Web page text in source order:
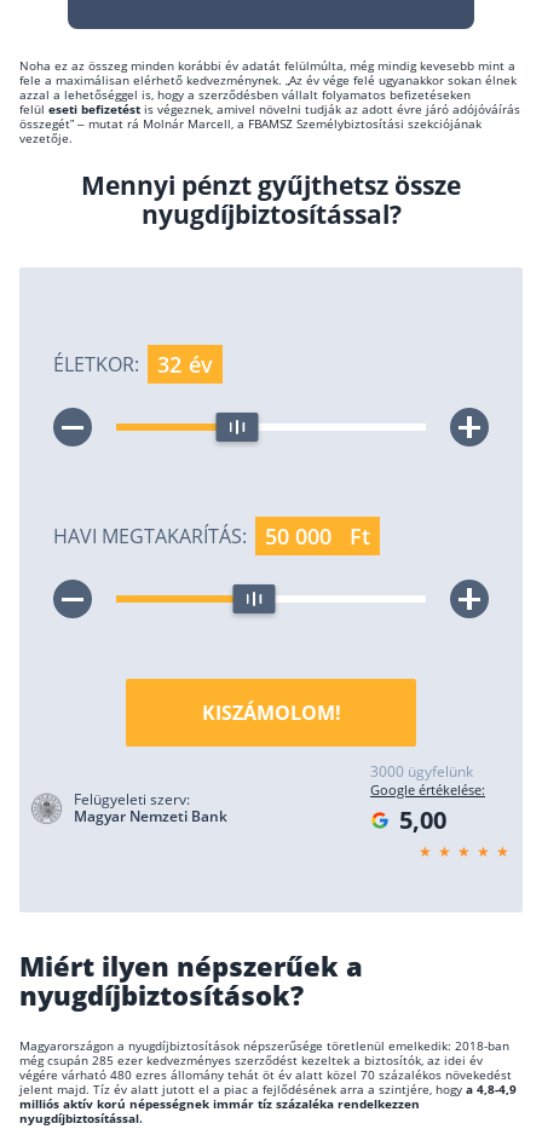
Egészségbiztosítás cégeknek
Magán egészségbiztosítás 💊
Betegbiztosítás
Egészségpénztár – Spórolj évi akár 150 ezer
forintot
Állampapír
Részvény vásárlás
TBSZ számla
Gyermek megtakarítás
Lakástakarék
Vállalkozói hitel
Babaváró hitel
Kötelező biztosítás (KGFB)
Noha ez az összeg minden korábbi év adatát felülmúlta, még mindig kevesebb mint a
fele a maximálisan elérhető kedvezménynek. „Az év vége felé ugyanakkor sokan élnek
azzal a lehetőséggel is, hogy a szerződésben vállalt folyamatos befizetéseken
felül eseti befizetést is végeznek, amivel növelni tudják az adott évre járó adójóváírás
összegét” – mutat rá Molnár Marcell, a FBAMSZ Személybiztosítási szekciójának
vezetője.
Mennyi pénzt gyűjthetsz össze
nyugdíjbiztosítással?
ÉLETKOR: év
HAVI MEGTAKARÍTÁS: Ft
KISZÁMOLOM!
Felügyeleti szerv:
Magyar Nemzeti Bank
3000 ügyfelünk
Google értékelése:
5,00
Miért ilyen népszerűek a
nyugdíjbiztosítások?
Magyarországon a nyugdíjbiztosítások népszerűsége töretlenül emelkedik: 2018-ban
még csupán 285 ezer kedvezményes szerződést kezeltek a biztosítók, az idei év
végére várható 480 ezres állomány tehát öt év alatt közel 70 százalékos növekedést
jelent majd. Tíz év alatt jutott el a piac a fejlődésének arra a szintjére, hogy a 4,8-4,9
milliós aktív korú népességnek immár tíz százaléka rendelkezzen
nyugdíjbiztosítással.